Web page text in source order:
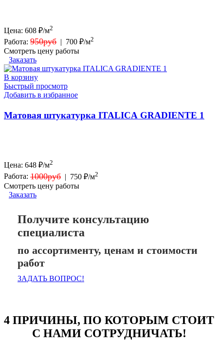
Цена: 608 ₽/м2
Работа: 950руб | 700 ₽/м2
Смотреть цену работы
Заказать
В корзину
Быстрый просмотр
Добавить в избранное
Матовая штукатурка ITALICA GRADIENTE 1
Цена: 648 ₽/м2
Работа: 1000руб | 750 ₽/м2
Смотреть цену работы
Заказать
Получите консультацию
специалиста
по ассортименту, ценам и стоимости
работ
ЗАДАТЬ ВОПРОС!
4 ПРИЧИНЫ, ПО КОТОРЫМ СТОИТ
С НАМИ СОТРУДНИЧАТЬ!